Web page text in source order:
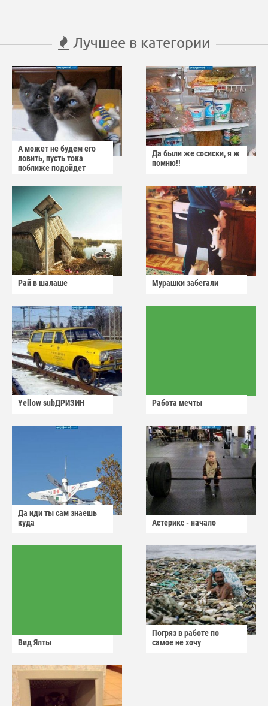
Лучшее в категории
А может не будем его
ловить, пусть тока
поближе подойдет
Да были же сосиски, я ж
помню!!
Рай в шалаше Мурашки забегали
Yellow subДРИЗИН Работа мечты
Да иди ты сам знаешь
куда
Астерикс - начало
Вид Ялты
Погряз в работе по
самое не хочу